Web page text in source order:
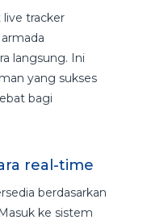
tracker
langsung. Ini
yang sukses
bagi
real-time
berdasarkan
ke sistem